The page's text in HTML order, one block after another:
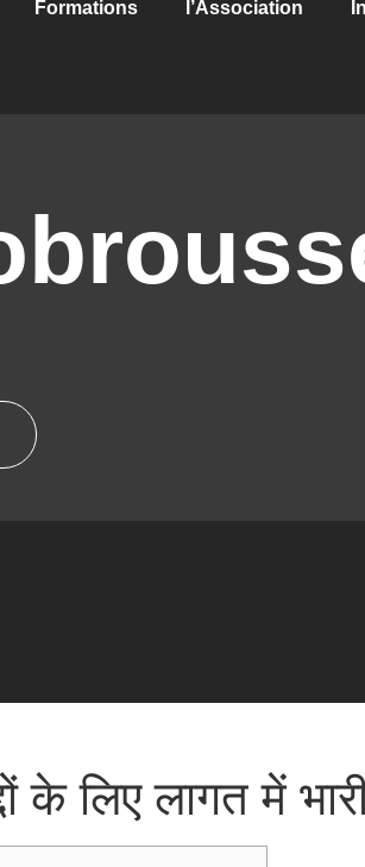
Formations l’Association
के लिए लागत में